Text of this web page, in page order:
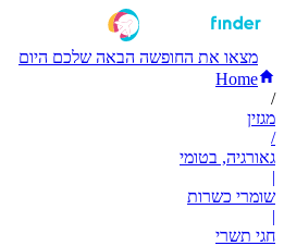
מצאו את החופשה הבאה שלכם היום
Home
/
מגזין
/
גאורגיה, בטומי
|
שומרי כשרות
|
חגי תשרי